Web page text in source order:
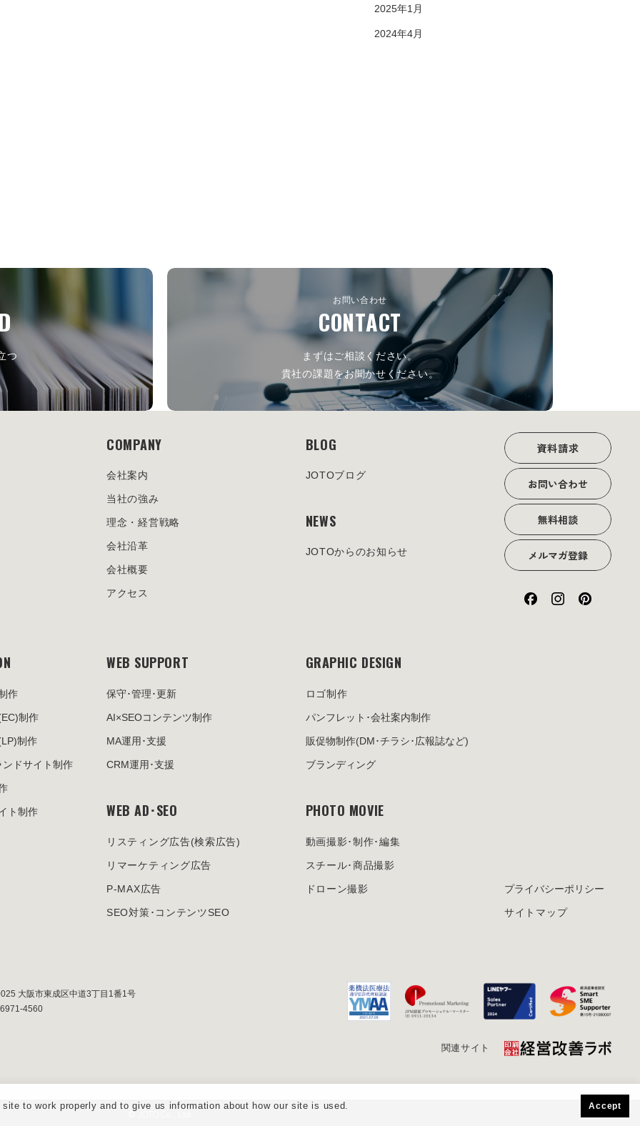
2025年1月
2024年4月
つ
お問い合わせ
CONTACT
まずはご相談ください。
貴社の課題をお聞かせください。
COMPANY
会社案内
当社の強み
理念・経営戦略
会社沿革
会社概要
アクセス
BLOG
JOTOブログ
NEWS
JOTOからのお知らせ
作
制作
制作
ンドサイト制作
ト制作
WEB SUPPORT
保守･管理･更新
AI×SEOコンテンツ制作
MA運用･支援
CRM運用･支援
WEB AD･SEO
リスティング広告(検索広告)
リマーケティング広告
P-MAX広告
SEO対策･ コンテンツSEO
GRAPHIC DESIGN
ロゴ制作
パンフレット･会社案内制作
販促物制作(DM･チラシ･広報誌など)
ブランディング
PHOTO MOVIE
動画撮影･制作･編集
スチール･商品撮影
ドローン撮影
資料請求
お問い合わせ
無料相談
メルマガ登録
プライバシーポリシー
サイトマップ
大阪市東成区中道3丁目1番1号
4560
関連サイト
© JOTO Co., Ltd.
to work properly and to give us information about how our site is used. Accept